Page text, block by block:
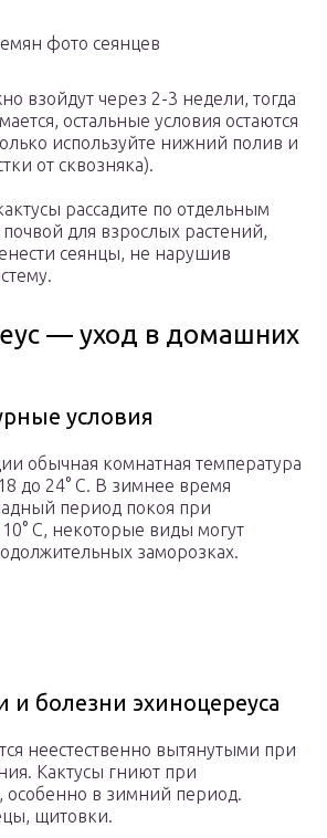
фото сеянцев
взойдут через 2-3 недели, тогда
остальные условия остаются
используйте нижний полив и
от сквозняка).
рассадите по отдельным
для взрослых растений,
сеянцы, не нарушив
— уход в домашних
условия
обычная комнатная температура
до 24° С. В зимнее время
период покоя при
С, некоторые виды могут
заморозках.
и болезни эхиноцереуса
неестественно вытянутыми при
Кактусы гниют при
особенно в зимний период.
щитовки.